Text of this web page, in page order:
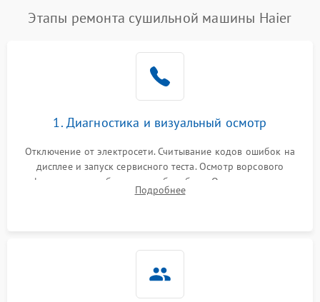
Этапы ремонта сушильной машины Haier
1. Диагностика и визуальный осмотр
Отключение от электросети. Считывание кодов ошибок на
дисплее и запуск сервисного теста. Осмотр ворсового
фильтра, теплообменника и барабана. Опрос клиента о
неисправностях (не сушит, не крутит барабан, сильно шумит
Подробнее